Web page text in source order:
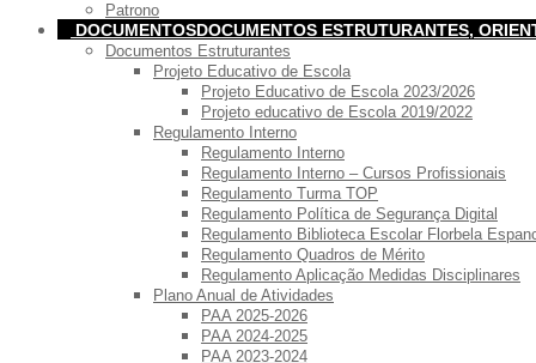
Patrono
DOCUMENTOSDOCUMENTOS ESTRUTURANTES,
Documentos Estruturantes
Projeto Educativo de Escola
Projeto Educativo de Escola 2023/2026
Projeto educativo de Escola 2019/2022
Regulamento Interno
Regulamento Interno
Regulamento Interno – Cursos Profissionais
Regulamento Turma TOP
Regulamento Política de Segurança Digital
Regulamento Biblioteca Escolar Florbela
Regulamento Quadros de Mérito
Regulamento Aplicação Medidas Disciplinares
Plano Anual de Atividades
PAA 2025-2026
PAA 2024-2025
PAA 2023-2024